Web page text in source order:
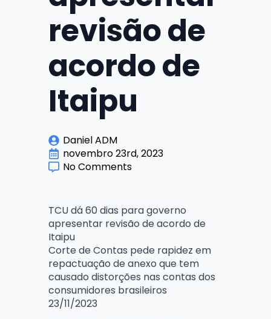
revisão de
acordo de
Itaipu
Daniel ADM
novembro 23rd, 2023
No Comments
TCU dá 60 dias para governo
apresentar revisão de acordo de
Itaipu
Corte de Contas pede rapidez em
repactuação de anexo que tem
causado distorções nas contas dos
consumidores brasileiros
23/11/2023